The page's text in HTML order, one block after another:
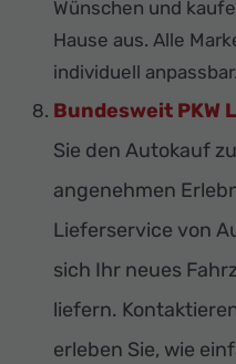
Wünschen und
Hause aus. Alle
individuell anpassbar.
Bundesweit PKW
Sie den Autokauf
angenehmen
Lieferservice von
sich Ihr neues
liefern.
erleben Sie, wie